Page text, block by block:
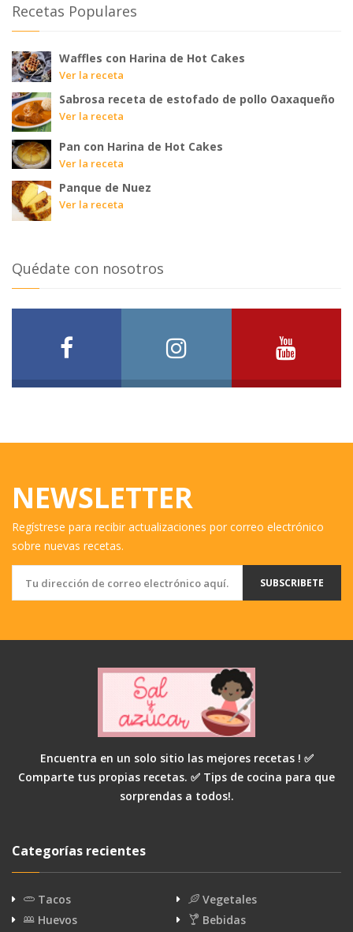
Recetas Populares
Waffles con Harina de Hot Cakes
Ver la receta
Sabrosa receta de estofado de pollo Oaxaqueño
Ver la receta
Pan con Harina de Hot Cakes
Ver la receta
Panque de Nuez
Ver la receta
Quédate con nosotros
NEWSLETTER
Regístrese para recibir actualizaciones por correo electrónico
sobre nuevas recetas.
SUBSCRIBETE
Encuentra en un solo sitio las mejores recetas ! ✅
Comparte tus propias recetas. ✅ Tips de cocina para que
sorprendas a todos!.
Categorías recientes
Tacos
Vegetales
Huevos
Bebidas